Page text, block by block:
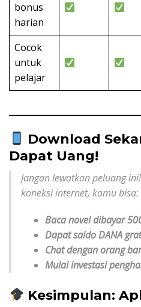
bonus
harian
Cocok
untuk
pelajar
Download
Dapat Uang!
Jangan lewatkan peluang
koneksi internet, kamu bisa:
Baca novel dibayar
Dapat saldo DANA
Chat dengan orang
Mulai investasi
Kesimpulan: